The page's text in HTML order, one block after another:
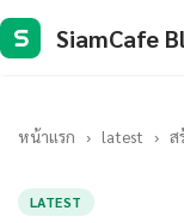
S SiamCafe
หน้าแรก › latest › ส
LATEST